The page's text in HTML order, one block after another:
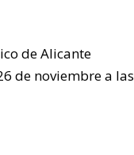
de Alicante
de noviembre a las